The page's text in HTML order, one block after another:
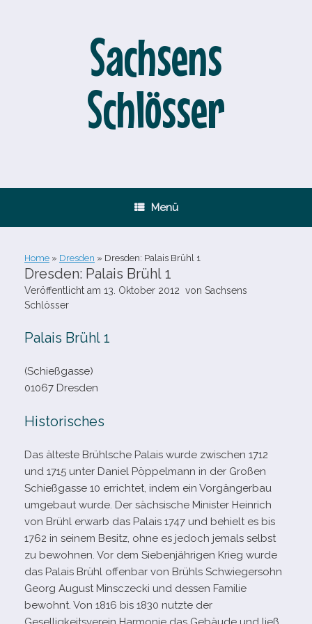
Sachsens
Schlösser
Menü
Home » Dresden » Dresden: Palais Brühl 1
Dresden: Palais Brühl 1
Veröffentlicht am 13. Oktober 2012 von Sachsens
Schlösser
Palais Brühl 1
(Schießgasse)
01067 Dresden
Historisches
Das älteste Brühlsche Palais wurde zwi­schen 1712
und 1715 unter Daniel Pöppelmann in der Großen
Schießgasse 10 errich­tet, indem ein Vorgängerbau
umge­baut wurde. Der säch­si­sche Minister Heinrich
von Brühl erwarb das Palais 1747 und behielt es bis
1762 in sei­nem Besitz, ohne es jedoch jemals selbst
zu bewoh­nen. Vor dem Siebenjährigen Krieg wurde
das Palais Brühl offen­bar von Brühls Schwiegersohn
Georg August Minsczecki und des­sen Familie
bewohnt. Von 1816 bis 1830 nutzte der